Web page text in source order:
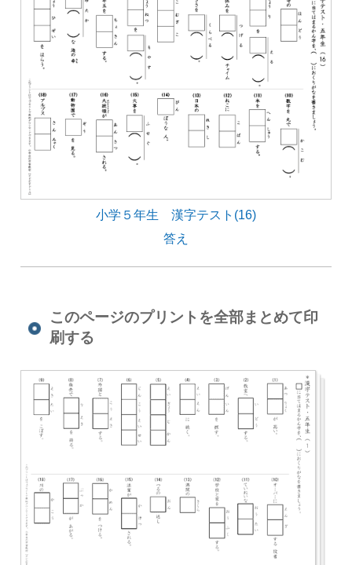
小学５年生 漢字テスト(16)
答え
このページのプリントを全部まとめて印
刷する